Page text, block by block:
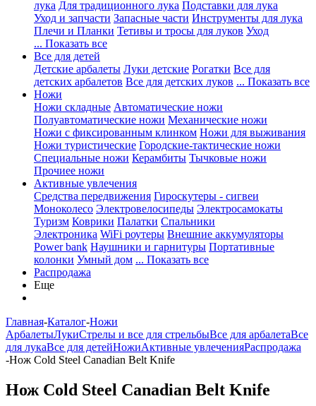
лука Для традиционного лука Подставки для лука
Уход и запчасти Запасные части Инструменты для лука
Плечи и Планки Тетивы и тросы для луков Уход
... Показать все
Все для детей
Детские арбалеты Луки детские Рогатки Все для
детских арбалетов Все для детских луков ... Показать все
Ножи
Ножи складные Автоматические ножи
Полуавтоматические ножи Механические ножи
Ножи с фиксированным клинком Ножи для выживания
Ножи туристические Городские-тактические ножи
Специальные ножи Керамбиты Тычковые ножи
Прочиее ножи
Активные увлечения
Средства передвижения Гироскутеры - сигвеи
Моноколесо Электровелосипеды Электросамокаты
Туризм Коврики Палатки Спальники
Электроника WiFi роутеры Внешние аккумуляторы
Power bank Наушники и гарнитуры Портативные
колонки Умный дом ... Показать все
Распродажа
Еще
Главная-Каталог-Ножи
АрбалетыЛукиСтрелы и все для стрельбыВсе для арбалетаВсе
для лукаВсе для детейНожиАктивные увлеченияРаспродажа
-Нож Cold Steel Canadian Belt Knife
Нож Cold Steel Canadian Belt Knife